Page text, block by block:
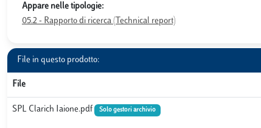
Appare nelle tipologie:
05.2 - Rapporto di ricerca (Technical report)
File in questo prodotto:
File
SPL Clarich Iaione.pdf Solo gestori archivio